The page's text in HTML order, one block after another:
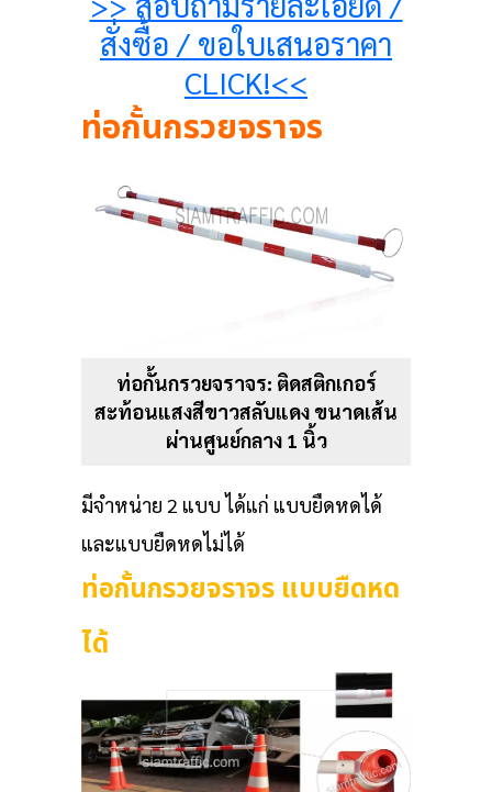
สั่งซื้อ / ขอใบเสนอราคา
CLICK!<<
ท่อกั้นกรวยจราจร
ท่อกั้นกรวยจราจร: ติดสติกเกอร์
สะท้อนแสงสีขาวสลับแดง ขนาดเส้น
ผ่านศูนย์กลาง 1 นิ้ว
มีจำหน่าย 2 แบบ ได้แก่ แบบยืดหดได้
และแบบยืดหดไม่ได้
ท่อกั้นกรวยจราจร แบบยืดหด
ได้